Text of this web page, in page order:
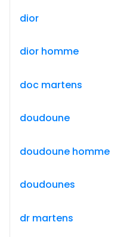
dior
dior homme
doc martens
doudoune
doudoune homme
doudounes
dr martens